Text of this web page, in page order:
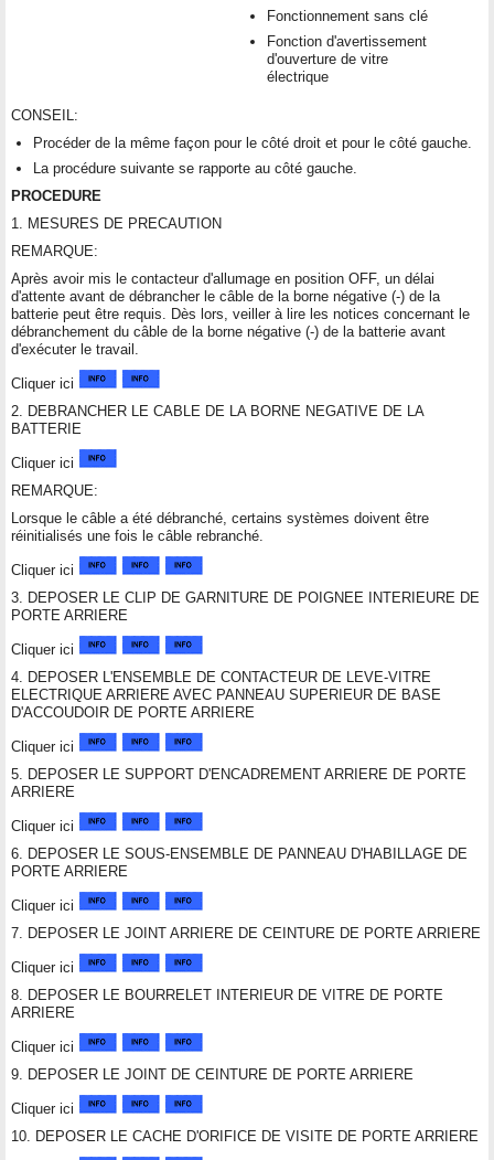
Fonctionnement sans clé
Fonction d'avertissement
d'ouverture de vitre
électrique
CONSEIL:
Procéder de la même façon pour le côté droit et pour le côté gauche.
La procédure suivante se rapporte au côté gauche.
PROCEDURE
1. MESURES DE PRECAUTION
REMARQUE:
Après avoir mis le contacteur d'allumage en position OFF, un délai
d'attente avant de débrancher le câble de la borne négative (-) de la
batterie peut être requis. Dès lors, veiller à lire les notices concernant le
débranchement du câble de la borne négative (-) de la batterie avant
d'exécuter le travail.
Cliquer ici
2. DEBRANCHER LE CABLE DE LA BORNE NEGATIVE DE LA
BATTERIE
Cliquer ici
REMARQUE:
Lorsque le câble a été débranché, certains systèmes doivent être
réinitialisés une fois le câble rebranché.
Cliquer ici
3. DEPOSER LE CLIP DE GARNITURE DE POIGNEE INTERIEURE DE
PORTE ARRIERE
Cliquer ici
4. DEPOSER L'ENSEMBLE DE CONTACTEUR DE LEVE-VITRE
ELECTRIQUE ARRIERE AVEC PANNEAU SUPERIEUR DE BASE
D'ACCOUDOIR DE PORTE ARRIERE
Cliquer ici
5. DEPOSER LE SUPPORT D'ENCADREMENT ARRIERE DE PORTE
ARRIERE
Cliquer ici
6. DEPOSER LE SOUS-ENSEMBLE DE PANNEAU D'HABILLAGE DE
PORTE ARRIERE
Cliquer ici
7. DEPOSER LE JOINT ARRIERE DE CEINTURE DE PORTE ARRIERE
Cliquer ici
8. DEPOSER LE BOURRELET INTERIEUR DE VITRE DE PORTE
ARRIERE
Cliquer ici
9. DEPOSER LE JOINT DE CEINTURE DE PORTE ARRIERE
Cliquer ici
10. DEPOSER LE CACHE D'ORIFICE DE VISITE DE PORTE ARRIERE